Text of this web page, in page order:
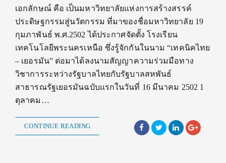
เอกลักษณ์ คือ เป็นมหาวิทยาลัยแห่งการสร้างสรรค์
ประดิษฐกรรมสู่นวัตกรรม ที่มาของชื่อมหาวิทยาลัย 19
กุมภาพันธ์ พ.ศ.2502 ได้ประกาศจัดตั้ง โรงเรียน
เทคโนโลยีพระนครเหนือ ซึ่งรู้จักกันในนาม “เทคนิคไทย
– เยอรมัน” ต่อมาได้ลงนามสัญญาความร่วมมือทาง
วิชาการระหว่างรัฐบาลไทยกับรัฐบาลสหพันธ์
สาธารณรัฐเยอรมันฉบับแรกในวันที่ 16 มีนาคม 2502 1
ตุลาคม…
CONTINUE READING